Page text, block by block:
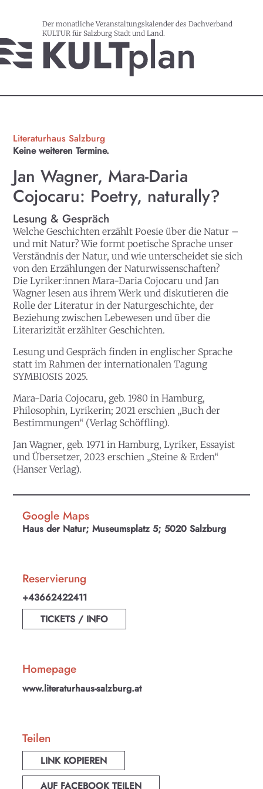
Der monatliche Veranstaltungskalender des Dachverband
KULTUR für Salzburg Stadt und Land.
Literaturhaus Salzburg
Keine weiteren Termine.
Jan Wagner, Mara-Daria
Cojocaru: Poetry, naturally?
Lesung & Gespräch
Welche Geschichten erzählt Poesie über die Natur –
und mit Natur? Wie formt poetische Sprache unser
Verständnis der Natur, und wie unterscheidet sie sich
von den Erzählungen der Naturwissenschaften?
Die Lyriker:innen Mara-Daria Cojocaru und Jan
Wagner lesen aus ihrem Werk und diskutieren die
Rolle der Literatur in der Naturgeschichte, der
Beziehung zwischen Lebewesen und über die
Literarizität erzählter Geschichten.
Lesung und Gespräch finden in englischer Sprache
statt im Rahmen der internationalen Tagung
SYMBIOSIS 2025.
Mara-Daria Cojocaru, geb. 1980 in Hamburg,
Philosophin, Lyrikerin; 2021 erschien „Buch der
Bestimmungen“ (Verlag Schöffling).
Jan Wagner, geb. 1971 in Hamburg, Lyriker, Essayist
und Übersetzer, 2023 erschien „Steine & Erden“
(Hanser Verlag).
Google Maps
Haus der Natur; Museumsplatz 5; 5020 Salzburg
Reservierung
+43662422411
TICKETS / INFO
Homepage
www.literaturhaus-salzburg.at
Teilen
LINK KOPIEREN
AUF FACEBOOK TEILEN